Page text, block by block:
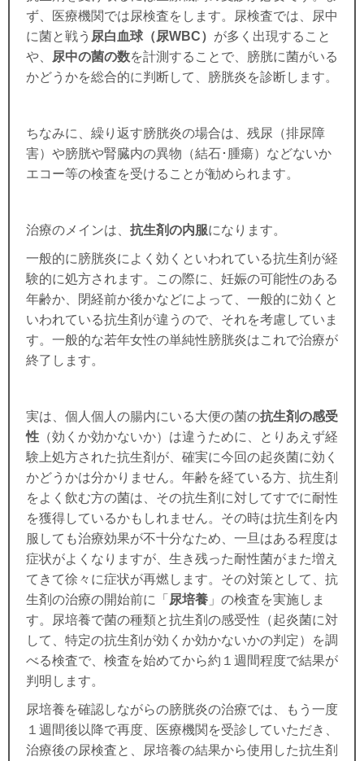
ず、医療機関では尿検査をします。尿検査では、尿中
に菌と戦う 尿白血球（尿WBC） が多く出現すること
や、
尿中の菌の数を計測することで、膀胱に菌がいる
かどうかを総合的に判断して、膀胱炎を診断します。
ちなみに、繰り返す膀胱炎の場合は、残尿（排尿障
害）や膀胱や腎臓内の異物（結石･腫瘍）などないか
エコー等の検査を受けることが勧められます。
治療のメインは、 抗生剤の内服になります。
一般的に膀胱炎によく効くといわれている抗生剤が経
験的に処方されます。この際に、妊娠の可能性のある
年齢か、閉経前か後かなどによって、一般的に効くと
いわれている抗生剤が違うので、それを考慮していま
す。一般的な若年女性の単純性膀胱炎はこれで治療が
終了します。
実は、個人個人の腸内にいる大便の菌の抗生剤の感受
性 （効くか効かないか）は違うために、とりあえず経
験上処方された抗生剤が、確実に今回の起炎菌に効く
かどうかは分かりません。年齢を経ている方、抗生剤
をよく飲む方の菌は、その抗生剤に対してすでに耐性
を獲得しているかもしれません。その時は抗生剤を内
服しても治療効果が不十分なため、一旦はある程度は
症状がよくなりますが、生き残った耐性菌がまた増え
てきて徐々に症状が再燃します。その対策として、抗
生剤の治療の開始前に「 尿培養 」の検査を実施しま
す。尿培養で菌の種類と抗生剤の感受性（起炎菌に対
して、特定の抗生剤が効くか効かないかの判定）を調
べる検査で、検査を始めてから約１週間程度で結果が
判明します。
尿培養を確認しながらの膀胱炎の治療では、もう一度
１週間後以降で再度、医療機関を受診していただき、
治療後の尿検査と、尿培養の結果から使用した抗生剤